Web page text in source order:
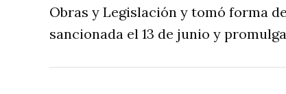
Obras y Legislación y tomó forma
sancionada el 13 de junio y